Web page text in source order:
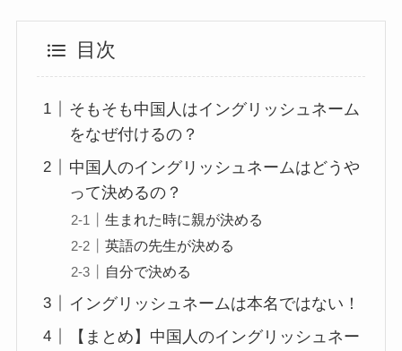
目次
そもそも中国人はイングリッシュネーム
をなぜ付けるの？
中国人のイングリッシュネームはどうや
って決めるの？
生まれた時に親が決める
英語の先生が決める
自分で決める
イングリッシュネームは本名ではない！
【まとめ】中国人のイングリッシュネー